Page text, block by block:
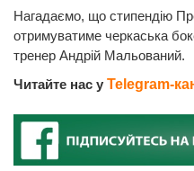
Нагадаємо, що стипендію
отримуватиме черкаська
тренер Андрій Мальований.
Читайте нас у Telegram-